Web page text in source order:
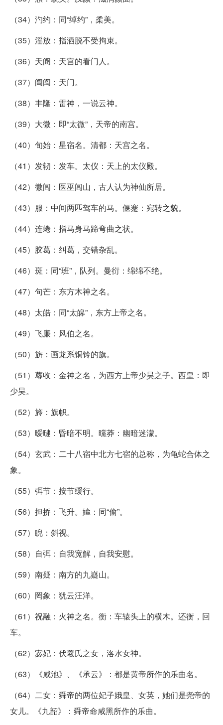
（34）汋约：同“绰约”，柔美。
（35）淫放：指洒脱不受拘束。
（36）天阍：天宫的看门人。
（37）阊阖：天门。
（38）丰隆：雷神，一说云神。
（39）大微：即“太微”，天帝的南宫。
（40）旬始：星宿名。清都：天宫之名。
（41）发轫：发车。太仪：天上的太仪殿。
（42）微闾：医巫闾山，古人认为神仙所居。
（43）服：中间两匹驾车的马。偃蹇：宛转之貌。
（44）连蜷：指马身马蹄弯曲之状。
（45）胶葛：纠葛，交错杂乱。
（46）斑：同“班”，队列。曼衍：绵绵不绝。
（47）句芒：东方木神之名。
（48）太皓：同“太皞”，东方上帝之名。
（49）飞廉：风伯之名。
（50）旂：画龙系铜铃的旗。
（51）蓐收：金神之名，为西方上帝少昊之子。西皇：即
少昊。
（52）旍：旗帜。
（53）暧曃：昏暗不明。曭莽：幽暗迷濛。
（54）玄武：二十八宿中北方七宿的总称，为龟蛇合体之
象。
（55）弭节：按节缓行。
（56）担挢：飞升。婾：同“偷”。
（57）睨：斜视。
（58）自弭：自我宽解，自我安慰。
（59）南疑：南方的九嶷山。
（60）罔象：犹云汪洋。
（61）祝融：火神之名。衡：车辕头上的横木。还衡，回
车。
（62）宓妃：伏羲氏之女，洛水女神。
（63）《咸池》、《承云》：都是黄帝所作的乐曲名。
（64）二女：舜帝的两位妃子娥皇、女英，她们是尧帝的
女儿。《九韶》：舜帝命咸黑所作的乐曲。